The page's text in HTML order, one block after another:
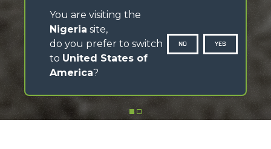
DÉFILER VERS LE BAS
You are visiting the
Nigeria site,
do you prefer to switch
to United States of
America?
NO YES